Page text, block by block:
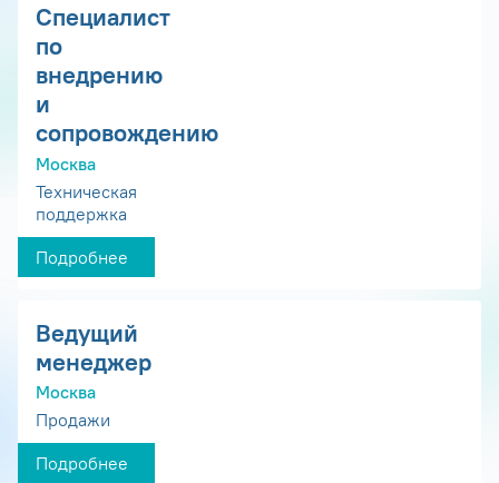
Специалист
по
внедрению
и
сопровождению
Москва
Техническая
поддержка
Подробнее
Ведущий
менеджер
Москва
Продажи
Подробнее